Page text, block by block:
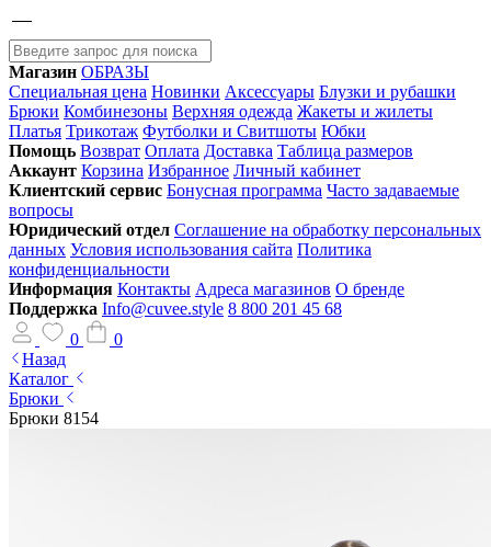
Магазин ОБРАЗЫ
Специальная цена Новинки Аксессуары Блузки и рубашки
Брюки Комбинезоны Верхняя одежда Жакеты и жилеты
Платья Трикотаж Футболки и Свитшоты Юбки
Помощь Возврат Оплата Доставка Таблица размеров
Аккаунт Корзина Избранное Личный кабинет
Клиентский сервис Бонусная программа Часто задаваемые
вопросы
Юридический отдел Соглашение на обработку персональных
данных Условия использования сайта Политика
конфиденциальности
Информация Контакты Адреса магазинов О бренде
Поддержка Info@cuvee.style 8 800 201 45 68
0
0
Назад
Каталог
Брюки
Брюки 8154